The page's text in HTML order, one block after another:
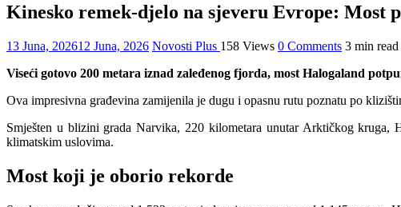
Kinesko remek-djelo na sjeveru Evrope: Most
13 Juna, 202612 Juna, 2026 Novosti Plus 158 Views 0 Comments 3 min read
Viseći gotovo 200 metara iznad zaleđenog fjorda, most Halogaland
Ova impresivna građevina zamijenila je dugu i opasnu rutu poznatu po
Smješten u blizini grada Narvika, 220 kilometara unutar Arktičkog kruga,
klimatskim uslovima.
Most koji je oborio rekorde